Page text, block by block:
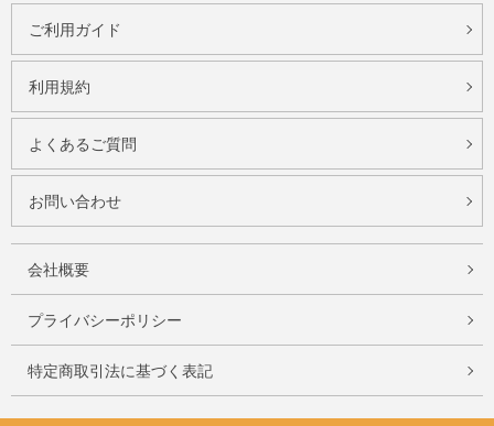
ご利用ガイド
利用規約
よくあるご質問
お問い合わせ
会社概要
プライバシーポリシー
特定商取引法に基づく表記